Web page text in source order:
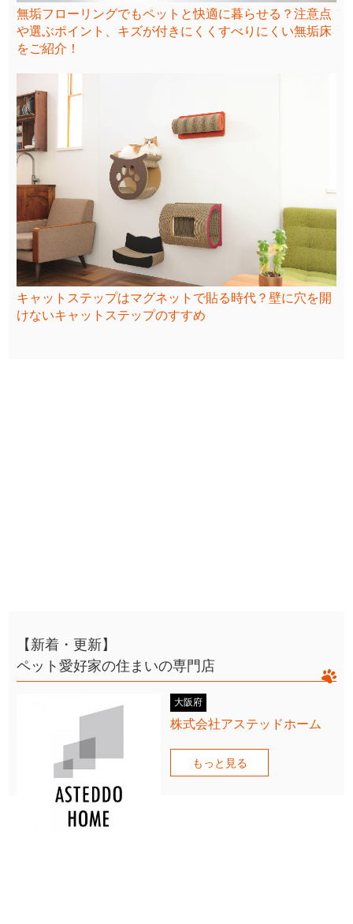
無垢フローリングでもペットと快適に暮らせる？注意点
や選ぶポイント、キズが付きにくくすべりにくい無垢床
をご紹介！
キャットステップはマグネットで貼る時代？壁に穴を開
けないキャットステップのすすめ
【新着・更新】
ペット愛好家の住まいの専門店
大阪府
株式会社アステッドホーム
もっと見る